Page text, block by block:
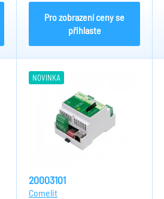
připojených na DALI/DMX BUS.
Spotřeba...
Pro zobrazení ceny se
přihlaste
NOVINKA
20003101
Comelit